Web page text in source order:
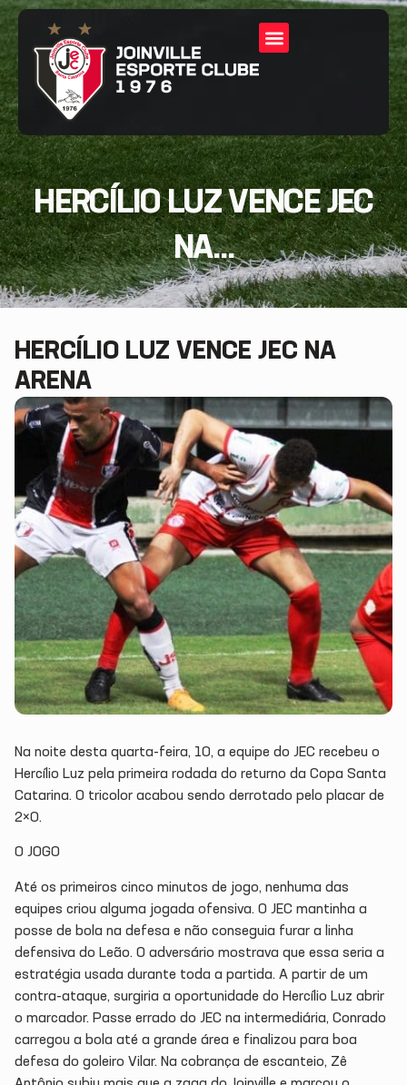
HERCÍLIO LUZ VENCE JEC
NA...
HERCÍLIO LUZ VENCE JEC NA
ARENA
Na noite desta quarta-feira, 10, a equipe do JEC recebeu o
Hercílio Luz pela primeira rodada do returno da Copa Santa
Catarina. O tricolor acabou sendo derrotado pelo placar de
2×0.
O JOGO
Até os primeiros cinco minutos de jogo, nenhuma das
equipes criou alguma jogada ofensiva. O JEC mantinha a
posse de bola na defesa e não conseguia furar a linha
defensiva do Leão. O adversário mostrava que essa seria a
estratégia usada durante toda a partida. A partir de um
contra-ataque, surgiria a oportunidade do Hercílio Luz abrir
o marcador. Passe errado do JEC na intermediária, Conrado
carregou a bola até a grande área e finalizou para boa
defesa do goleiro Vilar. Na cobrança de escanteio, Zê